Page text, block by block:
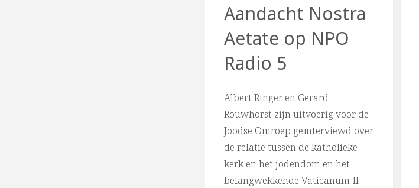
50
jaar
geleden"
Aandacht Nostra
Aetate op NPO
Radio 5
Albert Ringer en Gerard
Rouwhorst zijn uitvoerig voor de
Joodse Omroep geïnterviewd over
de relatie tussen de katholieke
kerk en het jodendom en het
belangwekkende Vaticanum-II